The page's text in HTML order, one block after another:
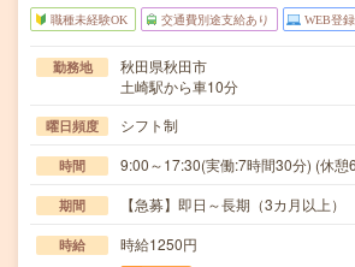
職種未経験OK 交通費別途支給あり WEB登
勤務地
秋田県秋田市
土崎駅から車10分
曜日頻度 シフト制
時間 9:00～17:30(実働:7時間30分) (休
期間 【急募】即日～長期（3カ月以上
時給 時給1250円